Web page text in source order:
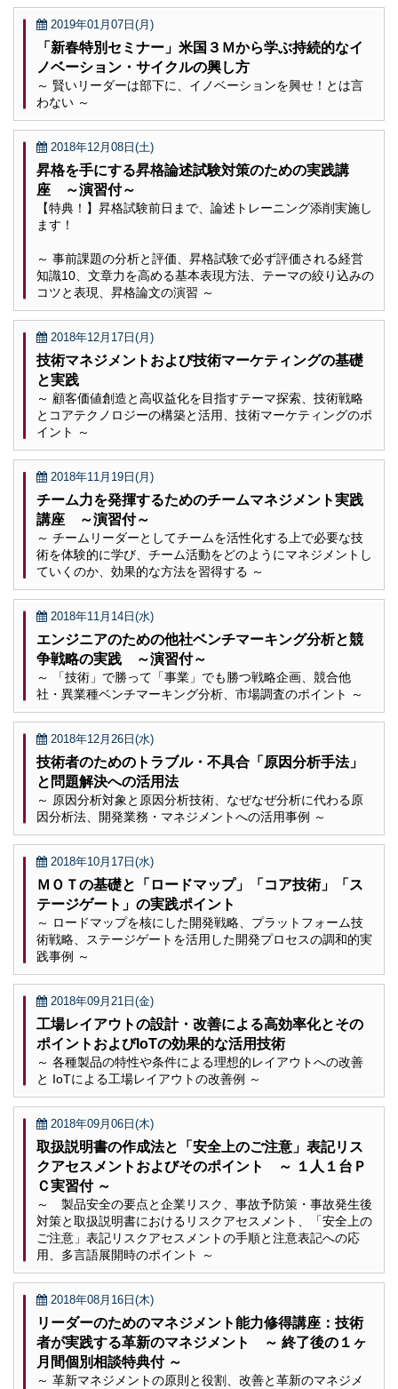
2019年01月07日(月)
「新春特別セミナー」米国３Ｍから学ぶ持続的なイ
ノベーション・サイクルの興し方
～ 賢いリーダーは部下に、イノベーションを興せ！とは言
わない ～
2018年12月08日(土)
昇格を手にする昇格論述試験対策のための実践講
座 ～演習付～
【特典！】昇格試験前日まで、論述トレーニング添削実施し
ます！
～ 事前課題の分析と評価、昇格試験で必ず評価される経営
知識10、文章力を高める基本表現方法、テーマの絞り込みの
コツと表現、昇格論文の演習 ～
2018年12月17日(月)
技術マネジメントおよび技術マーケティングの基礎
と実践
～ 顧客価値創造と高収益化を目指すテーマ探索、技術戦略
とコアテクノロジーの構築と活用、技術マーケティングのポ
イント ～
2018年11月19日(月)
チーム力を発揮するためのチームマネジメント実践
講座 ～演習付～
～ チームリーダーとしてチームを活性化する上で必要な技
術を体験的に学び、チーム活動をどのようにマネジメントし
ていくのか、効果的な方法を習得する ～
2018年11月14日(水)
エンジニアのための他社ベンチマーキング分析と競
争戦略の実践 ～演習付～
～ 「技術」で勝って「事業」でも勝つ戦略企画、競合他
社・異業種ベンチマーキング分析、市場調査のポイント ～
2018年12月26日(水)
技術者のためのトラブル・不具合「原因分析手法」
と問題解決への活用法
～ 原因分析対象と原因分析技術、なぜなぜ分析に代わる原
因分析法、開発業務・マネジメントへの活用事例 ～
2018年10月17日(水)
ＭＯＴの基礎と「ロードマップ」「コア技術」「ス
テージゲート」の実践ポイント
～ ロードマップを核にした開発戦略、プラットフォーム技
術戦略、ステージゲートを活用した開発プロセスの調和的実
践事例 ～
2018年09月21日(金)
工場レイアウトの設計・改善による高効率化とその
ポイントおよびIoTの効果的な活用技術
～ 各種製品の特性や条件による理想的レイアウトへの改善
と IoTによる工場レイアウトの改善例 ～
2018年09月06日(木)
取扱説明書の作成法と「安全上のご注意」表記リス
クアセスメントおよびそのポイント ～ １人１台Ｐ
Ｃ実習付 ～
～ 製品安全の要点と企業リスク、事故予防策・事故発生後
対策と取扱説明書におけるリスクアセスメント、「安全上の
ご注意」表記リスクアセスメントの手順と注意表記への応
用、多言語展開時のポイント ～
2018年08月16日(木)
リーダーのためのマネジメント能力修得講座：技術
者が実践する革新のマネジメント ～ 終了後の１ヶ
月間個別相談特典付 ～
～ 革新マネジメントの原則と役割、改善と革新のマネジメ